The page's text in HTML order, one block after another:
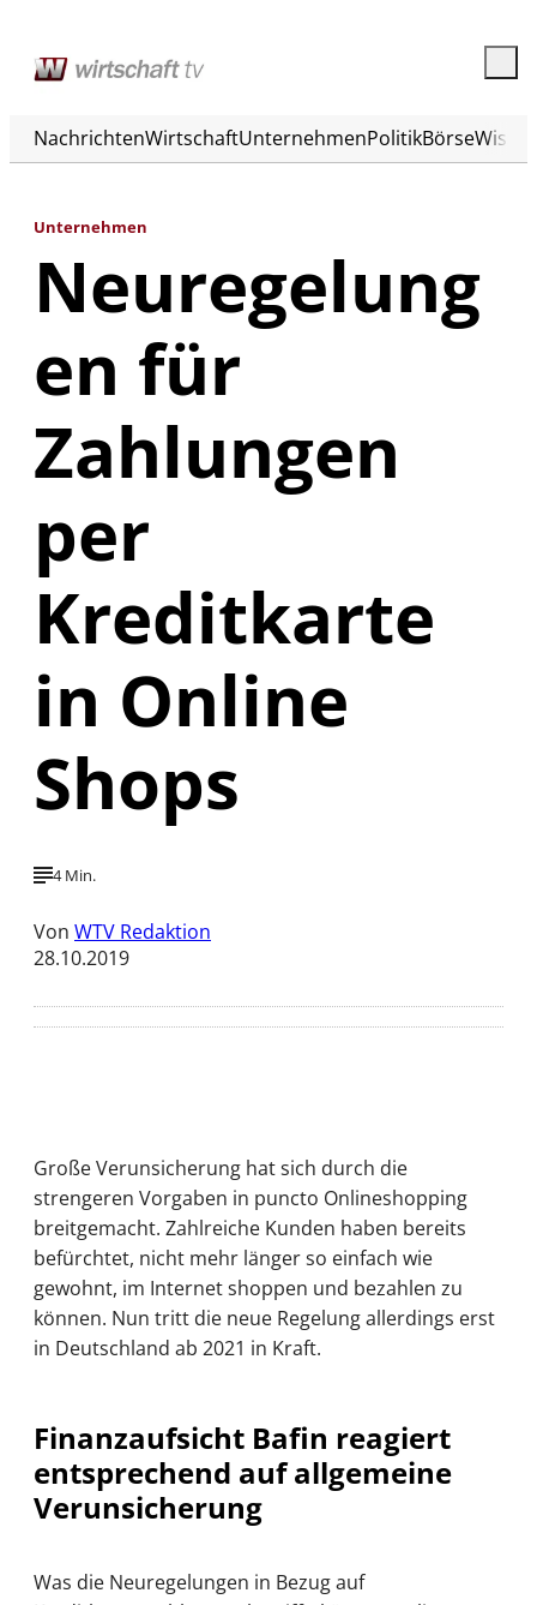
NachrichtenWirtschaftUnternehmenPolitikBörse
Unternehmen
Neuregelung
en für
Zahlungen
per
Kreditkarte
in Online
Shops
4 Min.
Von WTV Redaktion
28.10.2019
Große Verunsicherung hat sich durch die
strengeren Vorgaben in puncto Onlineshopping
breitgemacht. Zahlreiche Kunden haben bereits
befürchtet, nicht mehr länger so einfach wie
gewohnt, im Internet shoppen und bezahlen zu
können. Nun tritt die neue Regelung allerdings erst
in Deutschland ab 2021 in Kraft.
Finanzaufsicht Bafin reagiert
entsprechend auf allgemeine
Verunsicherung
Was die Neuregelungen in Bezug auf